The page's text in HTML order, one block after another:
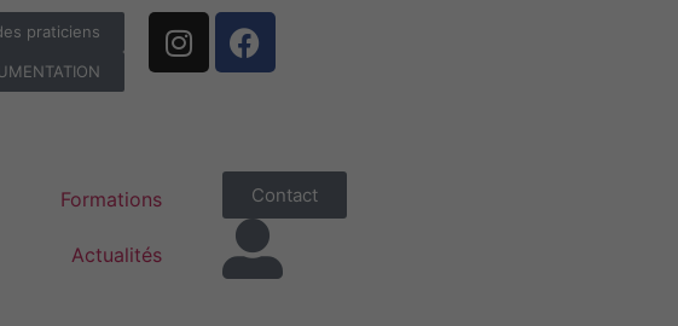
praticiens
Formations
Actualités
Contact